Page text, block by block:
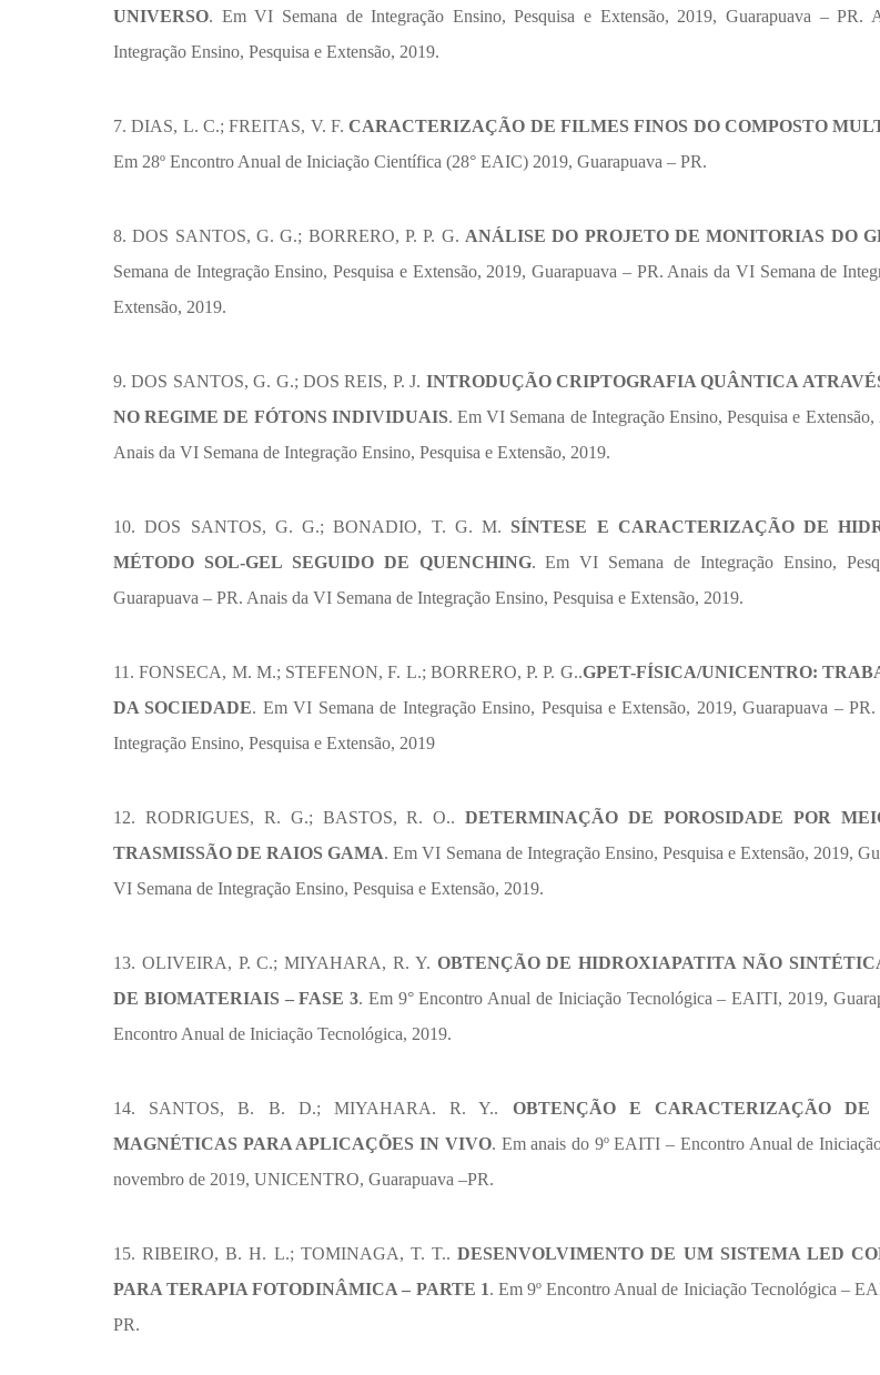
UNIVERSO. Em VI Semana de Integração Ensino, Pesquisa e Extensão, 2019, Guarapuava – PR.
Integração Ensino, Pesquisa e Extensão, 2019.
7. DIAS, L. C.; FREITAS, V. F.CARACTERIZAÇÃO DE FILMES FINOS DO COMPOSTO
Em 28º Encontro Anual de Iniciação Científica (28° EAIC) 2019, Guarapuava – PR.
8. DOS SANTOS, G. G.; BORRERO, P. P. G. ANÁLISE DO PROJETO DE MONITORIAS DO
Semana de Integração Ensino, Pesquisa e Extensão, 2019, Guarapuava – PR. Anais da VI Semana de
Extensão, 2019.
9. DOS SANTOS, G. G.; DOS REIS, P. J. INTRODUÇÃO CRIPTOGRAFIA QUÂNTICA
NO REGIME DE FÓTONS INDIVIDUAIS. Em VI Semana de Integração Ensino, Pesquisa e
Anais da VI Semana de Integração Ensino, Pesquisa e Extensão, 2019.
10. DOS SANTOS, G. G.; BONADIO, T. G. M. SÍNTESE E CARACTERIZAÇÃO DE
MÉTODO SOL-GEL SEGUIDO DE QUENCHING. Em VI Semana de Integração Ensino,
Guarapuava – PR. Anais da VI Semana de Integração Ensino, Pesquisa e Extensão, 2019.
11. FONSECA, M. M.; STEFENON, F. L.; BORRERO, P. P. G..GPET-FÍSICA/UNICENTRO:
DA SOCIEDADE. Em VI Semana de Integração Ensino, Pesquisa e Extensão, 2019, Guarapuava –
Integração Ensino, Pesquisa e Extensão, 2019
12. RODRIGUES, R. G.; BASTOS, R. O..DETERMINAÇÃO DE POROSIDADE POR
TRASMISSÃO DE RAIOS GAMA. Em VI Semana de Integração Ensino, Pesquisa e Extensão, 2019,
VI Semana de Integração Ensino, Pesquisa e Extensão, 2019.
13. OLIVEIRA, P. C.; MIYAHARA, R. Y. OBTENÇÃO DE HIDROXIAPATITA NÃO
DE BIOMATERIAIS – FASE 3. Em 9° Encontro Anual de Iniciação Tecnológica – EAITI, 2019,
Encontro Anual de Iniciação Tecnológica, 2019.
14. SANTOS, B. B. D.; MIYAHARA. R. Y.. OBTENÇÃO E CARACTERIZAÇÃO DE
MAGNÉTICAS PARA APLICAÇÕES IN VIVO. Em anais do 9º EAITI – Encontro Anual de
novembro de 2019, UNICENTRO, Guarapuava –PR.
15. RIBEIRO, B. H. L.; TOMINAGA, T. T..DESENVOLVIMENTO DE UM SISTEMA LED
PARA TERAPIA FOTODINÂMICA – PARTE 1. Em 9º Encontro Anual de Iniciação Tecnológica –
PR.